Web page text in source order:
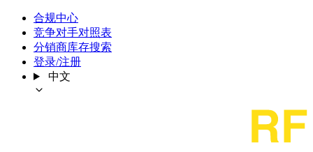
合规中心
竞争对手对照表
分销商库存搜索
登录/注册
中文